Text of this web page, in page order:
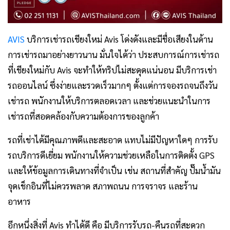
AVIS บริการเช่ารถเชียงใหม่ Avis โด่งดังและมีชื่อเสียงในด้าน
การเช่ารถมาอย่างยาวนาน มั่นใจได้ว่า ประสบการณ์การเช่ารถ
ที่เชียงใหม่กับ Avis จะทำให้ทริปไม่สะดุดแน่นอน มีบริการเช่า
รถออนไลน์ ซึ่งง่ายและรวดเร็วมากๆ ตั้งแต่การจองรถจนถึงวัน
เช่ารถ พนักงานให้บริการตลอดเวลา และช่วยแนะนำในการ
เช่ารถที่สอดคล้องกับความต้องการของลูกค้า
รถที่เช่าได้มีคุณภาพดีและสะอาด แทบไม่มีปัญหาใดๆ การรับ
รถบริการดีเยี่ยม พนักงานให้ความช่วยเหลือในการติดตั้ง GPS
และให้ข้อมูลการเดินทางที่จำเป็น เช่น สถานที่สำคัญ ปั๊มน้ำมัน
จุดเช็กอินที่ไม่ควรพลาด สภาพถนน การจราจร และร้าน
อาหาร
อีกหนึ่งสิ่งที่ Avis ทำได้ดี คือ มีบริการรับรถ-คืนรถที่สะดวก